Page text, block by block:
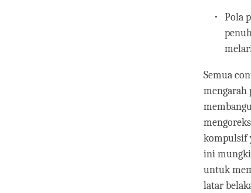
Pola
Semua
mengarah
kompulsif
ini
untuk
latar